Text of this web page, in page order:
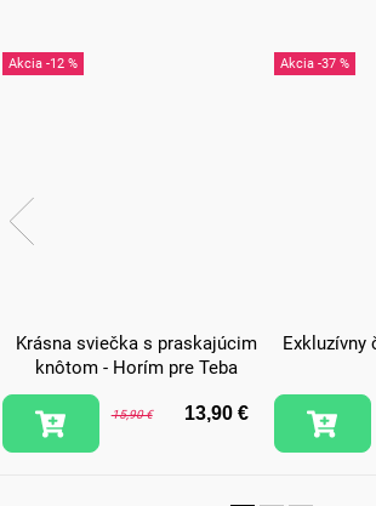
-12 %
Krásna sviečka s praskajúcim
knôtom - Horím pre Teba
15,90 € 13,90 €
-37 %
Exkluzívny